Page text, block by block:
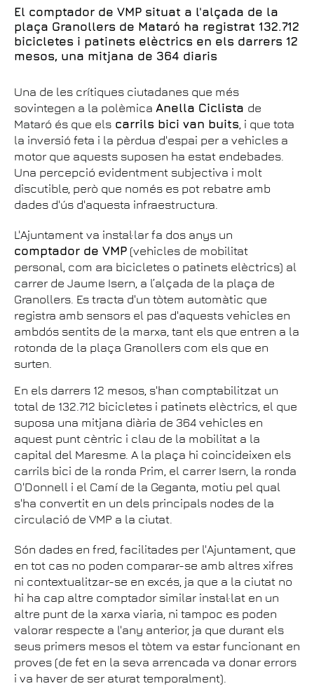
El comptador de VMP situat a l'alçada de la
plaça Granollers de Mataró ha registrat 132.712
bicicletes i patinets elèctrics en els darrers 12
mesos, una mitjana de 364 diaris
Una de les crítiques ciutadanes que més
sovintegen a la polèmica Anella Ciclista de
Mataró és que els carrils bici van buits, i que tota
la inversió feta i la pèrdua d'espai per a vehicles a
motor que aquests suposen ha estat endebades.
Una percepció evidentment subjectiva i molt
discutible, però que només es pot rebatre amb
dades d'ús d'aquesta infraestructura.
L'Ajuntament va instal·lar fa dos anys un
comptador de VMP (vehicles de mobilitat
personal, com ara bicicletes o patinets elèctrics) al
carrer de Jaume Isern, a l’alçada de la plaça de
Granollers. Es tracta d'un tòtem automàtic que
registra amb sensors el pas d'aquests vehicles en
ambdós sentits de la marxa, tant els que entren a la
rotonda de la plaça Granollers com els que en
surten.
En els darrers 12 mesos, s'han comptabilitzat un
total de 132.712 bicicletes i patinets elèctrics, el que
suposa una mitjana diària de 364 vehicles en
aquest punt cèntric i clau de la mobilitat a la
capital del Maresme. A la plaça hi coincideixen els
carrils bici de la ronda Prim, el carrer Isern, la ronda
O'Donnell i el Camí de la Geganta, motiu pel qual
s'ha convertit en un dels principals nodes de la
circulació de VMP a la ciutat.
Són dades en fred, facilitades per l'Ajuntament, que
en tot cas no poden comparar-se amb altres xifres
ni contextualitzar-se en excés, ja que a la ciutat no
hi ha cap altre comptador similar instal·lat en un
altre punt de la xarxa viaria, ni tampoc es poden
valorar respecte a l'any anterior, ja que durant els
seus primers mesos el tòtem va estar funcionant en
proves (de fet en la seva arrencada va donar errors
i va haver de ser aturat temporalment).